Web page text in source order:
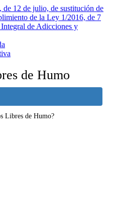
12 de julio, de sustitución de
de la Ley 1/2016, de 7
de Adicciones y
de Humo
Libres de Humo?